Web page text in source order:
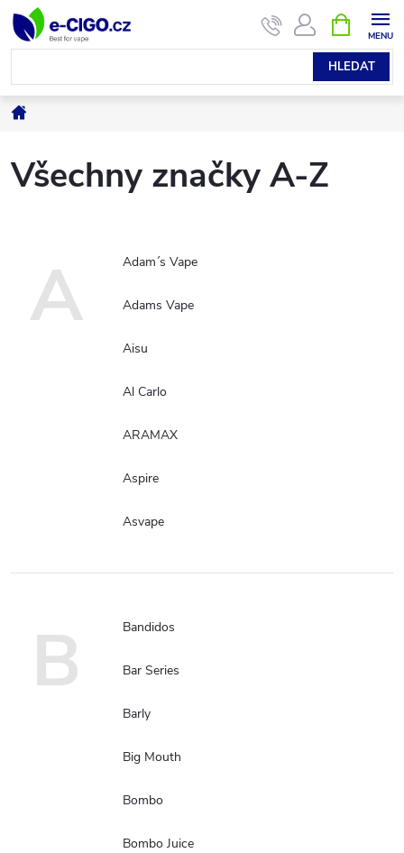
Přejít
obsah
HLEDAT
NÁKUPNÍ
KOŠÍK
Domů
Všechny značky A-Z
A Adam´s Vape
Adams Vape
Aisu
Al Carlo
ARAMAX
Aspire
Asvape
B Bandidos
Bar Series
Barly
Big Mouth
Bombo
Bombo Juice